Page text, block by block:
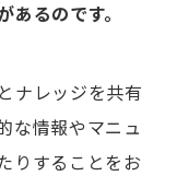
あるのです。
ナレッジを共有
な情報やマニュ
りすることをお